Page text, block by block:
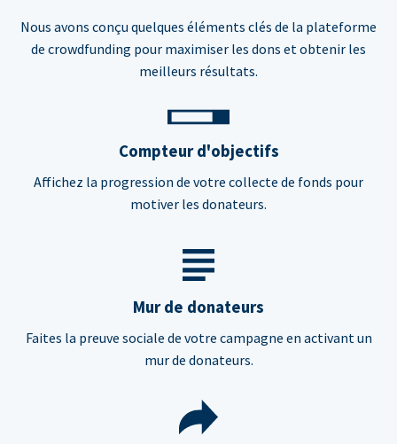
Nous avons conçu quelques éléments clés de la plateforme
de crowdfunding pour maximiser les dons et obtenir les
meilleurs résultats.
Compteur d'objectifs
Affichez la progression de votre collecte de fonds pour
motiver les donateurs.
Mur de donateurs
Faites la preuve sociale de votre campagne en activant un
mur de donateurs.